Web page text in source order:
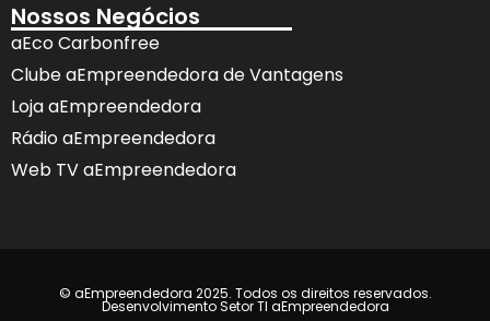
Nossos Negócios
aEco Carbonfree
Clube aEmpreendedora de Vantagens
Loja aEmpreendedora
Rádio aEmpreendedora
Web TV aEmpreendedora
© aEmpreendedora 2025. Todos os direitos reservados.
Desenvolvimento Setor TI aEmpreendedora